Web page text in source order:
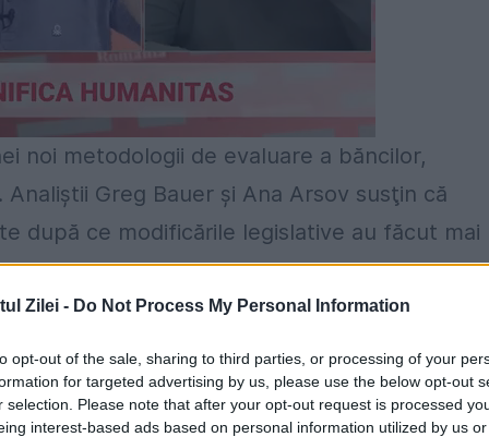
Zilei - Do Not Process My Personal Information
opt-out of the sale, sharing to third parties, or processing of your
for targeted advertising by us, please use the below opt-out
selection. Please note that after your opt-out request is processed
interest-based ads based on personal information utilized by us
noi metodologii de evaluare a băncilor,
Greg Bauer şi Ana Arsov susţin că
după ce modificările legislative au făcut mai
deoarece instituţiile respective
de obligaţiuni.
1.934 de entităţi bancare evaluate, care